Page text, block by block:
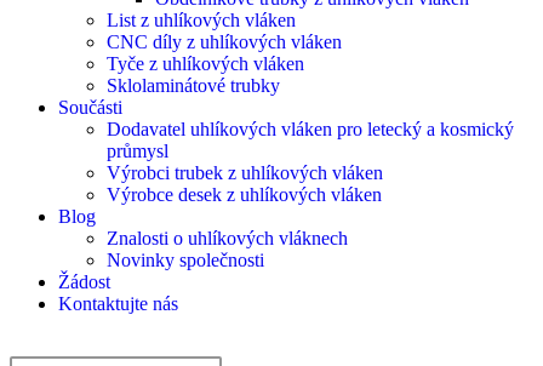
List z uhlíkových vláken
CNC díly z uhlíkových vláken
Tyče z uhlíkových vláken
Sklolaminátové trubky
Součásti
Dodavatel uhlíkových vláken pro letecký a kosmický
průmysl
Výrobci trubek z uhlíkových vláken
Výrobce desek z uhlíkových vláken
Blog
Znalosti o uhlíkových vláknech
Novinky společnosti
Žádost
Kontaktujte nás